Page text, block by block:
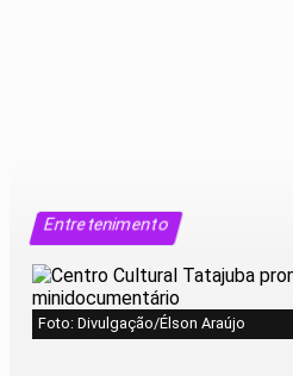
Entretenimento
Foto: Divulgação/Élson Araújo